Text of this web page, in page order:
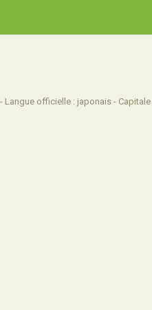
Langue officielle : japonais - Capitale